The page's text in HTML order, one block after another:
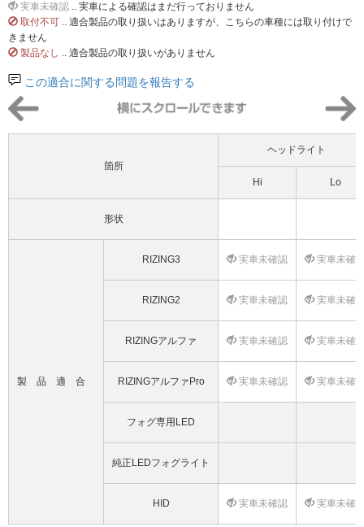
実車未確認 .. 実車による確認はまだ行っておりません
取付不可 .. 適合製品の取り扱いはありますが、こちらの車種には取り付けで
きません
製品なし .. 適合製品の取り扱いがありません
この適合に関する問題を報告する
箇所
ヘッドライト
Hi Lo
形状
製品適合
RIZING3 実車未確認 実車未確
RIZING2 実車未確認 実車未確
RIZINGアルファ 実車未確認 実車未確
RIZINGアルファPro 実車未確認 実車未確
フォグ専用LED
純正LEDフォグライト
HID 実車未確認 実車未確